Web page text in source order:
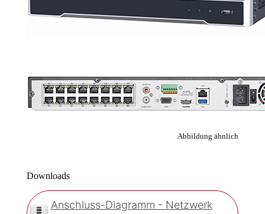
Abbildung ähnlich
Downloads
Anschluss-Diagramm - Netzwerk